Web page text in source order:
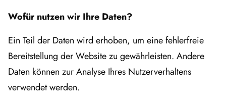
Wofür nutzen wir Ihre Daten?
Ein Teil der Daten wird erhoben, um eine fehlerfreie
Bereitstellung der Website zu gewährleisten. Andere
Daten können zur Analyse Ihres Nutzerverhaltens
verwendet werden.